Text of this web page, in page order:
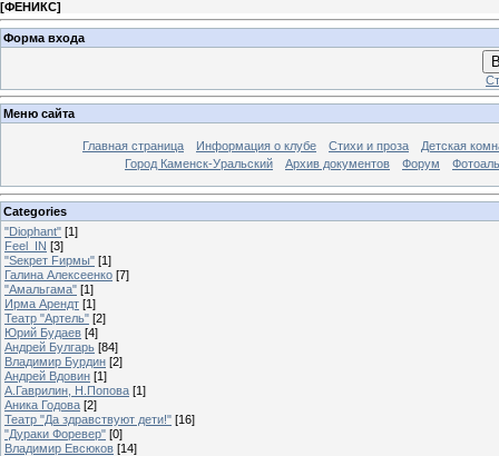
[ФЕНИКС]
Форма входа
Меню сайта
Главная страница Информация о клубе Стихи и проза
Детская
Город Каменск-Уральский
Архив документов Форум
Categories
"Diophant" [1]
Feel_IN [3]
"Sекрет Fирмы" [1]
Галина Алексеенко [7]
"Амальгама" [1]
Ирма Арендт [1]
Театр "Артель" [2]
Юрий Будаев [4]
Андрей Булгарь [84]
Владимир Бурдин [2]
Андрей Вдовин [1]
А.Гаврилин, Н.Попова [1]
Аника Годова [2]
Театр "Да здравствуют дети!" [16]
"Дураки Форевер" [0]
Владимир Евсюков [14]